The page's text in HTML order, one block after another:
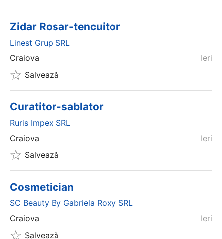
Zidar Rosar-tencuitor
Linest Grup SRL
Ieri
Craiova
Salvează
Curatitor-sablator
Ruris Impex SRL
Ieri
Craiova
Salvează
Cosmetician
SC Beauty By Gabriela Roxy SRL
Ieri
Craiova
Salvează